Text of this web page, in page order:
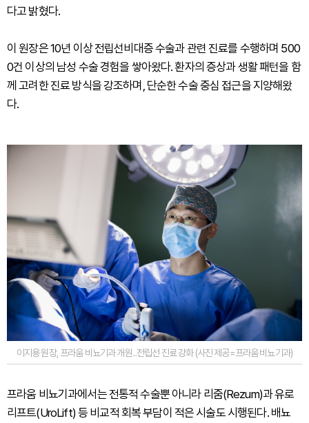
다고 밝혔다.
이 원장은 10년 이상 전립선비대증 수술과 관련 진료를 수행하며 500
0건 이상의 남성 수술 경험을 쌓아왔다. 환자의 증상과 생활 패턴을 함
께 고려한 진료 방식을 강조하며, 단순한 수술 중심 접근을 지양해왔
다.
이지용 원장, 프라움 비뇨기과 개원...전립선 진료 강화 (사진 제공=프라움 비뇨기과)
프라움 비뇨기과에서는 전통적 수술뿐 아니라 리줌(Rezum)과 유로
리프트(UroLift) 등 비교적 회복 부담이 적은 시술도 시행된다. 배뇨